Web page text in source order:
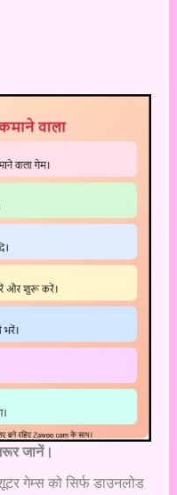
जानें।
गेम्स को सिर्फ डाउनलोड